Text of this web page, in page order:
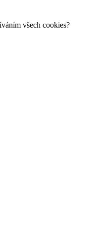
všech cookies?